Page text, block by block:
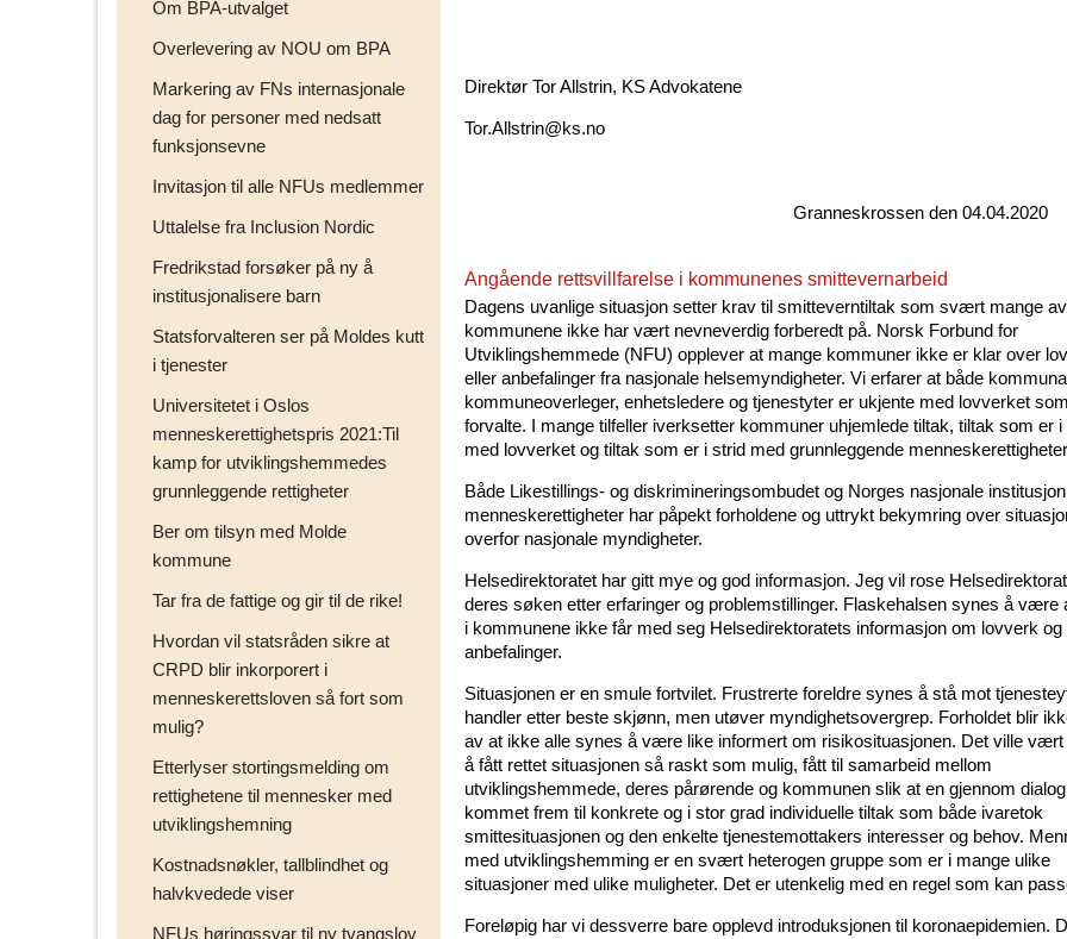
Om BPA-utvalget
Overlevering av NOU om BPA
Markering av FNs internasjonale
dag for personer med nedsatt
funksjonsevne
Invitasjon til alle NFUs medlemmer
Uttalelse fra Inclusion Nordic
Fredrikstad forsøker på ny å
institusjonalisere barn
Statsforvalteren ser på Moldes kutt
i tjenester
Universitetet i Oslos
menneskerettighetspris 2021:Til
kamp for utviklingshemmedes
grunnleggende rettigheter
Ber om tilsyn med Molde
kommune
Tar fra de fattige og gir til de rike!
Hvordan vil statsråden sikre at
CRPD blir inkorporert i
menneskerettsloven så fort som
mulig?
Etterlyser stortingsmelding om
rettighetene til mennesker med
utviklingshemning
Kostnadsnøkler, tallblindhet og
halvkvedede viser
NFUs høringssvar til ny tvangslov
Direktør Tor Allstrin, KS Advokatene
Tor.Allstrin@ks.no
Granneskrossen den 04.04.2020
Angående rettsvillfarelse i kommunenes smittevernarbeid
Dagens uvanlige situasjon setter krav til smitteverntiltak som svært mange av
kommunene ikke har vært nevneverdig forberedt på. Norsk Forbund for
Utviklingshemmede (NFU) opplever at mange kommuner ikke er klar over
eller anbefalinger fra nasjonale helsemyndigheter. Vi erfarer at både
kommuneoverleger, enhetsledere og tjenestyter er ukjente med lovverket
forvalte. I mange tilfeller iverksetter kommuner uhjemlede tiltak, tiltak som er i
med lovverket og tiltak som er i strid med grunnleggende
Både Likestillings- og diskrimineringsombudet og Norges nasjonale
menneskerettigheter har påpekt forholdene og uttrykt bekymring over
overfor nasjonale myndigheter.
Helsedirektoratet har gitt mye og god informasjon. Jeg vil rose
deres søken etter erfaringer og problemstillinger. Flaskehalsen synes å være
i kommunene ikke får med seg Helsedirektoratets informasjon om lovverk og
anbefalinger.
Situasjonen er en smule fortvilet. Frustrerte foreldre synes å stå mot
handler etter beste skjønn, men utøver myndighetsovergrep. Forholdet blir
av at ikke alle synes å være like informert om risikosituasjonen. Det ville
å fått rettet situasjonen så raskt som mulig, fått til samarbeid mellom
utviklingshemmede, deres pårørende og kommunen slik at en gjennom
kommet frem til konkrete og i stor grad individuelle tiltak som både ivaretok
smittesituasjonen og den enkelte tjenestemottakers interesser og behov.
med utviklingshemming er en svært heterogen gruppe som er i mange ulike
situasjoner med ulike muligheter. Det er utenkelig med en regel som kan
Foreløpig har vi dessverre bare opplevd introduksjonen til koronaepidemien.